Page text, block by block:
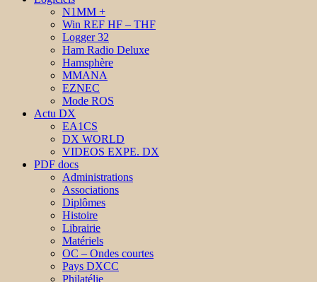
N1MM +
Win REF HF – THF
Logger 32
Ham Radio Deluxe
Hamsphère
MMANA
EZNEC
Mode ROS
Actu DX
EA1CS
DX WORLD
VIDEOS EXPE. DX
PDF docs
Administrations
Associations
Diplômes
Histoire
Librairie
Matériels
OC – Ondes courtes
Pays DXCC
Philatélie